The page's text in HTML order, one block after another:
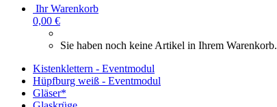
Ihr Warenkorb
0,00 €
Sie haben noch keine Artikel in Ihrem Warenkorb.
Kistenklettern - Eventmodul
Hüpfburg weiß - Eventmodul
Gläser*